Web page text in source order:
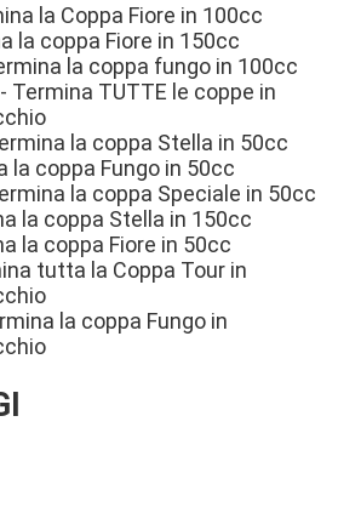
la Coppa Fiore in 100cc
la coppa Fiore in 150cc
la coppa fungo in 100cc
Termina TUTTE le coppe in
la coppa Stella in 50cc
la coppa Fungo in 50cc
la coppa Speciale in 50cc
la coppa Stella in 150cc
la coppa Fiore in 50cc
tutta la Coppa Tour in
la coppa Fungo in